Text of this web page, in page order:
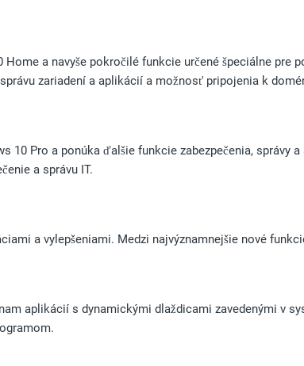
a navyše pokročilé funkcie určené špeciálne pre
zariadení a aplikácií a možnosť pripojenia k
10 Pro a ponúka ďalšie funkcie zabezpečenia, správy
a správu IT.
a vylepšeniami. Medzi najvýznamnejšie nové
aplikácií s dynamickými dlaždicami zavedenými v